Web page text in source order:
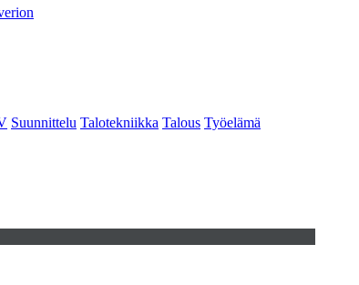
Suunnittelu Talotekniikka Talous Työelämä